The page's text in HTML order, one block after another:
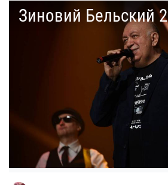
Зиновий Бельский 2